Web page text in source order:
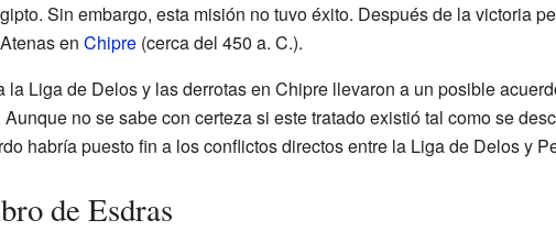
Sin embargo, esta misión no tuvo éxito. Después de la victoria
en Chipre(cerca del 450 a. C.).
la Liga de Delos y las derrotas en Chipre llevaron a un posible
no se sabe con certeza si este tratado existió tal como se
habría puesto fin a los conflictos directos entre la Liga de Delos y
de Esdras